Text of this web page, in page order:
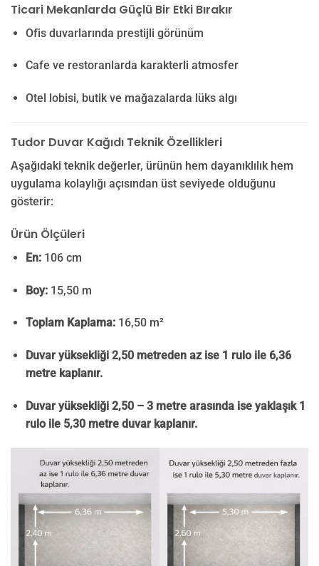
Ticari Mekanlarda Güçlü Bir Etki Bırakır
Ofis duvarlarında prestijli görünüm
Cafe ve restoranlarda karakterli atmosfer
Otel lobisi, butik ve mağazalarda lüks algı
Tudor Duvar Kağıdı Teknik Özellikleri
Aşağıdaki teknik değerler, ürünün hem dayanıklılık hem
uygulama kolaylığı açısından üst seviyede olduğunu
gösterir:
Ürün Ölçüleri
En:106 cm
Boy:15,50 m
Toplam Kaplama:16,50 m²
Duvar yüksekliği 2,50 metreden az ise 1 rulo ile 6,36
metre kaplanır.
Duvar yüksekliği 2,50 – 3 metre arasında ise yaklaşık 1
rulo ile 5,30 metre duvar kaplanır.